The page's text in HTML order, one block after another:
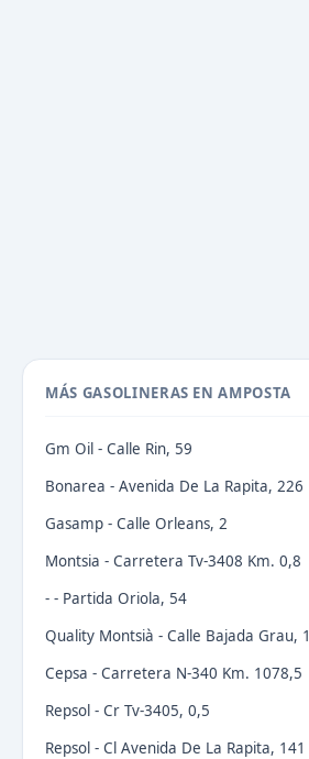
MÁS GASOLINERAS EN AMPOSTA
Gm Oil - Calle Rin, 59
Bonarea - Avenida De La Rapita, 226
Gasamp - Calle Orleans, 2
Montsia - Carretera Tv-3408 Km. 0,8
- - Partida Oriola, 54
Quality Montsià - Calle Bajada Grau, 1
Cepsa - Carretera N-340 Km. 1078,5
Repsol - Cr Tv-3405, 0,5
Repsol - Cl Avenida De La Rapita, 141